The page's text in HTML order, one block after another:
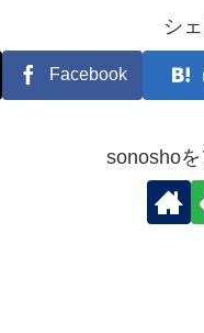
シ
Facebook
sonosho